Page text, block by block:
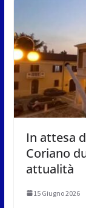
In attesa
Coriano
attualità
15 Giugno 2026